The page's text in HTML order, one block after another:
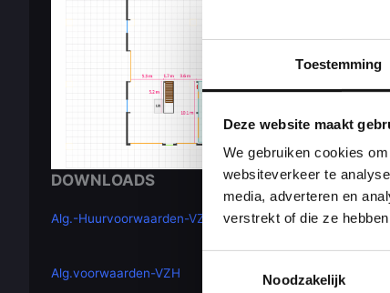
Toestemming
Deze website maakt
We gebruiken cookies
websiteverkeer te
media, adverteren en
verstrekt of die ze
Noodzakelijk
DOWNLOADS
Alg.-Huurvoorwaarden-VZH
Alg.voorwaarden-VZH